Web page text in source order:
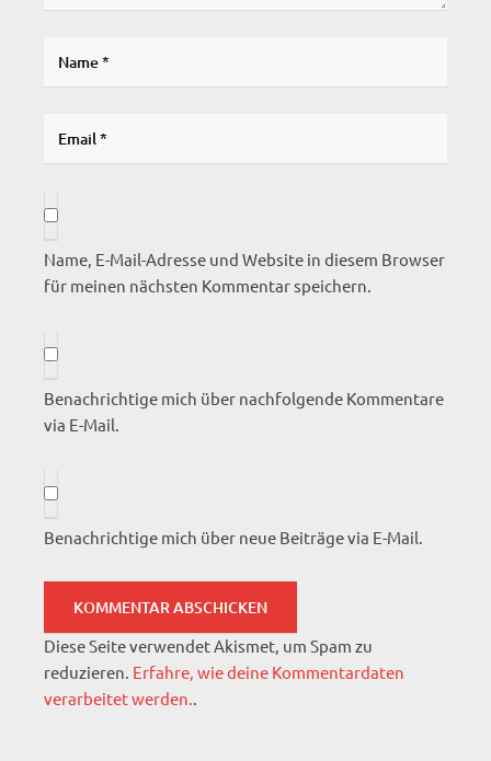
Name, E-Mail-Adresse und Website in diesem Browser
für meinen nächsten Kommentar speichern.
Benachrichtige mich über nachfolgende Kommentare
via E-Mail.
Benachrichtige mich über neue Beiträge via E-Mail.
Diese Seite verwendet Akismet, um Spam zu
reduzieren. Erfahre, wie deine Kommentardaten
verarbeitet werden..